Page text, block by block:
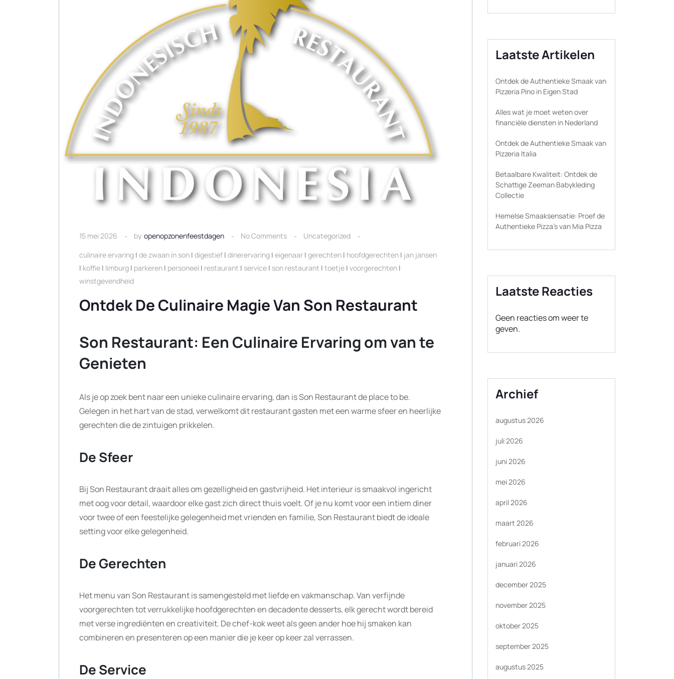
15 mei 2026 by openopzonenfeestdagen No Comments
Uncategorized
culinaire ervaring | de zwaan in son | digestief | dinerervaring | eigenaar | gerechten | hoofdgerechten | jan jansen
| koffie | limburg | parkeren | personeel | restaurant | service | son restaurant | toetje | voorgerechten |
winstgevendheid
Ontdek De Culinaire Magie Van Son Restaurant
Son Restaurant: Een Culinaire Ervaring om van te
Genieten
Als je op zoek bent naar een unieke culinaire ervaring, dan is Son Restaurant de place to be.
Gelegen in het hart van de stad, verwelkomt dit restaurant gasten met een warme sfeer en heerlijke
gerechten die de zintuigen prikkelen.
De Sfeer
Bij Son Restaurant draait alles om gezelligheid en gastvrijheid. Het interieur is smaakvol ingericht
met oog voor detail, waardoor elke gast zich direct thuis voelt. Of je nu komt voor een intiem diner
voor twee of een feestelijke gelegenheid met vrienden en familie, Son Restaurant biedt de ideale
setting voor elke gelegenheid.
De Gerechten
Het menu van Son Restaurant is samengesteld met liefde en vakmanschap. Van verfijnde
voorgerechten tot verrukkelijke hoofdgerechten en decadente desserts, elk gerecht wordt bereid
met verse ingrediënten en creativiteit. De chef-kok weet als geen ander hoe hij smaken kan
combineren en presenteren op een manier die je keer op keer zal verrassen.
De Service
Laatste Artikelen
Ontdek de Authentieke Smaak van
Pizzeria Pino in Eigen Stad
Alles wat je moet weten over
financiële diensten in Nederland
Ontdek de Authentieke Smaak van
Pizzeria Italia
Betaalbare Kwaliteit: Ontdek de
Schattige Zeeman Babykleding
Collectie
Hemelse Smaaksensatie: Proef de
Authentieke Pizza’s van Mia Pizza
Laatste Reacties
Geen reacties om weer te
geven.
Archief
augustus 2026
juli 2026
juni 2026
mei 2026
april 2026
maart 2026
februari 2026
januari 2026
december 2025
november 2025
oktober 2025
september 2025
augustus 2025